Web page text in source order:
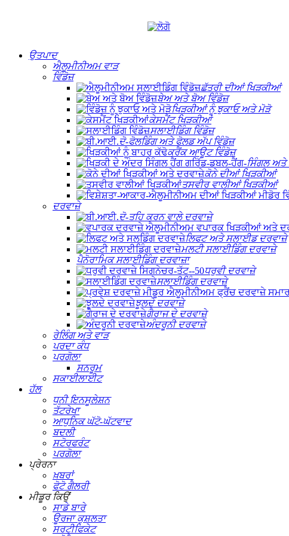
ਉਤਪਾਦ
ਐਲੂਮੀਨੀਅਮ ਵਾੜ
ਵਿੰਡੋਜ਼
ਛੱਤਰੀ ਦੀਆਂ ਖਿੜਕੀਆਂ
ਬੇਅ ਅਤੇ ਬੋਅ ਵਿੰਡੋਜ਼
ਖਿੜਕੀਆਂ ਨੂੰ ਝੁਕਾਓ ਅਤੇ ਮੋੜੋ
ਕੇਸਮੈਂਟ ਖਿੜਕੀਆਂ
ਸਲਾਈਡਿੰਗ ਵਿੰਡੋਜ਼
ਦੋ-ਫੋਲਡਿੰਗ ਅਤੇ ਫੋਲਡ ਅੱਪ ਵਿੰਡੋਜ਼
ਕਰੈਂਕ ਆਊਟ ਵਿੰਡੋਜ਼
ਸਿੰਗਲ ਅਤੇ
ਕੋਨੇ ਦੀਆਂ ਖਿੜਕੀਆਂ
ਤਸਵੀਰ ਵਾਲੀਆਂ ਖਿੜਕੀਆਂ
ਦਰਵਾਜ਼ੇ
ਦੋ-ਤਹਿ ਕਰਨ ਵਾਲੇ ਦਰਵਾਜ਼ੇ
ਲਿਫਟ ਅਤੇ ਸਲਾਈਡ ਦਰਵਾਜ਼ੇ
ਮਲਟੀ ਸਲਾਈਡਿੰਗ ਦਰਵਾਜ਼ੇ
ਪੈਨੋਰਾਮਿਕ ਸਲਾਈਡਿੰਗ ਦਰਵਾਜ਼ਾ
ਧਰੁਵੀ ਦਰਵਾਜ਼ੇ
ਸਲਾਈਡਿੰਗ ਦਰਵਾਜ਼ੇ
ਝੂਲਦੇ ਦਰਵਾਜ਼ੇ
ਗੈਰਾਜ ਦੇ ਦਰਵਾਜ਼ੇ
ਅੰਦਰੂਨੀ ਦਰਵਾਜ਼ੇ
ਰੇਲਿੰਗ ਅਤੇ ਵਾੜ
ਪਰਦਾ ਕੰਧ
ਪਰਗੋਲਾ
ਸਨਰੂਮ
ਸਕਾਈਲਾਈਟ
ਹੱਲ
ਧੁਨੀ ਇਨਸੂਲੇਸ਼ਨ
ਤੱਟਰੇਖਾ
ਆਧੁਨਿਕ ਘੱਟੋ-ਘੱਟਵਾਦ
ਬਦਲੀ
ਸਟੋਰਫਰੰਟ
ਪਰਗੋਲਾ
ਪ੍ਰੇਰਨਾ
ਖ਼ਬਰਾਂ
ਫੋਟੋ ਗੈਲਰੀ
ਮੀਡੂਰ ਕਿਉਂ
ਸਾਡੇ ਬਾਰੇ
ਊਰਜਾ ਕੁਸ਼ਲਤਾ
ਸਰਟੀਫਿਕੇਟ